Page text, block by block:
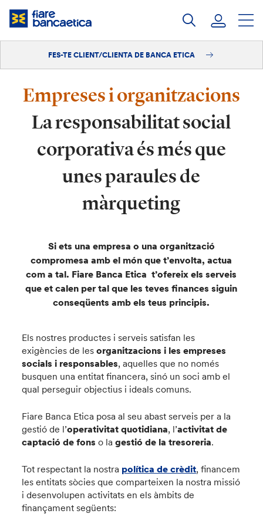
Salta
Iniciar sessió
Fes-te'n client/clienta
FES-TE CLIENT/CLIENTA DE BANCA ETICA
Empreses i organitzacions
La responsabilitat social
corporativa és més que
unes paraules de
màrqueting
Si ets una empresa o una organització
compromesa amb el món que t’envolta, actua
com a tal. Fiare Banca Etica t’ofereix els serveis
que et calen per tal que les teves finances siguin
conseqüents amb els teus principis.
Els nostres productes i serveis satisfan les
exigències de lesorganitzacions i les empreses
socials i responsables, aquelles que no només
busquen una entitat financera, sinó un soci amb el
qual perseguir objectius i ideals comuns.
Fiare Banca Etica posa al seu abast serveis per a la
gestió de l’operativitat quotidiana, l’activitat de
captació de fons o lagestió de la tresoreria.
Tot respectant la nostra política de crèdit, financem
les entitats sòcies que comparteixen la nostra missió
i desenvolupen activitats en els àmbits de
finançament següents: